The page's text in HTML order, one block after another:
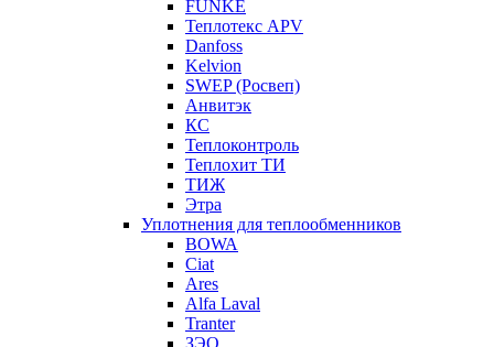
FUNKE
Теплотекс APV
Danfoss
Kelvion
SWEP (Росвеп)
Анвитэк
КС
Теплоконтроль
Теплохит ТИ
ТИЖ
Этра
Уплотнения для теплообменников
BOWA
Ciat
Ares
Alfa Laval
Tranter
ЗЭО